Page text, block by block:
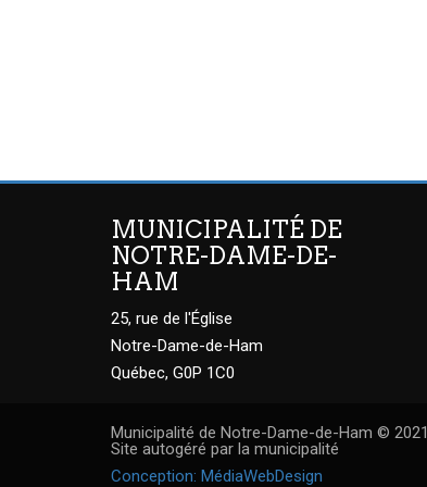
MUNICIPALITÉ DE
NOTRE-DAME-DE-
HAM
25, rue de l'Église
Notre-Dame-de-Ham
Québec, G0P 1C0
Municipalité de Notre-Dame-de-Ham © 2021
Site autogéré par la municipalité
Conception: MédiaWebDesign